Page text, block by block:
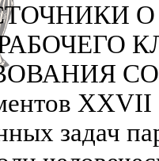
О
задач